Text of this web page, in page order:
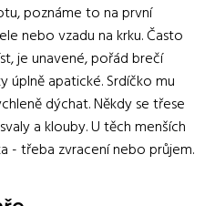
poznáme to na první
nebo vzadu na krku. Často
je unavené, pořád brečí
apatické. Srdíčko mu
dýchat. Někdy se třese
a klouby. U těch menších
- třeba zvracení nebo průjem.